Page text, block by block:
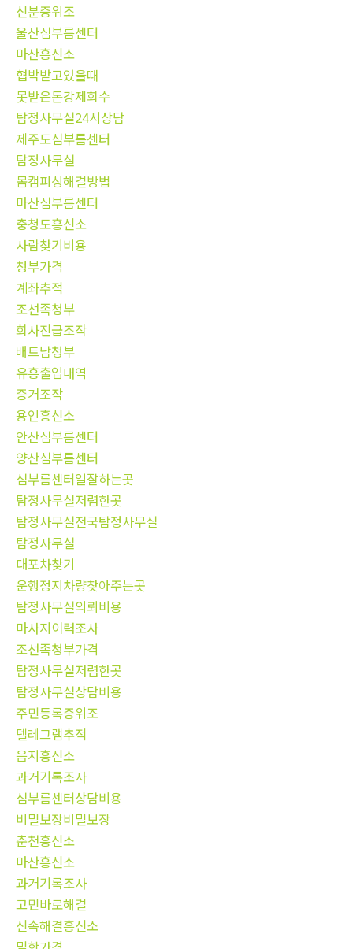
신분증위조
울산심부름센터
마산흥신소
협박받고있을때
못받은돈강제회수
탐정사무실24시상담
제주도심부름센터
탐정사무실
몸캠피싱해결방법
마산심부름센터
충청도흥신소
사람찾기비용
청부가격
계좌추적
조선족청부
회사진급조작
배트남청부
유흥출입내역
증거조작
용인흥신소
안산심부름센터
양산심부름센터
심부름센터일잘하는곳
탐정사무실저렴한곳
탐정사무실전국탐정사무실
탐정사무실
대포차찾기
운행정지차량찾아주는곳
탐정사무실의뢰비용
마사지이력조사
조선족청부가격
탐정사무실저렴한곳
탐정사무실상담비용
주민등록증위조
텔레그램추적
음지흥신소
과거기록조사
심부름센터상담비용
비밀보장비밀보장
춘천흥신소
마산흥신소
과거기록조사
고민바로해결
신속해결흥신소